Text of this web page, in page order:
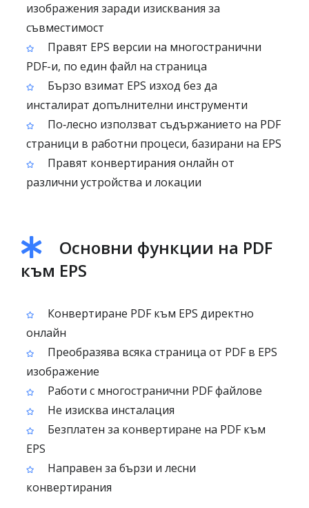
изображения заради изисквания за
съвместимост
Правят EPS версии на многостранични
PDF-и, по един файл на страница
Бързо взимат EPS изход без да
инсталират допълнителни инструменти
По‑лесно използват съдържанието на PDF
страници в работни процеси, базирани на EPS
Правят конвертирания онлайн от
различни устройства и локации
Основни функции на PDF
към EPS
Конвертиране PDF към EPS директно
онлайн
Преобразява всяка страница от PDF в EPS
изображение
Работи с многостранични PDF файлове
Не изисква инсталация
Безплатен за конвертиране на PDF към
EPS
Направен за бързи и лесни
конвертирания